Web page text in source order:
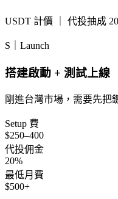
USDT 計價 ｜ 代投抽成
S｜Launch
搭建啟動 + 測試上線
剛進台灣市場，需要先把
Setup 費
$250–400
代投佣金
20%
最低月費
$500+